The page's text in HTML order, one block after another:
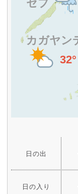
日の出
日の入り